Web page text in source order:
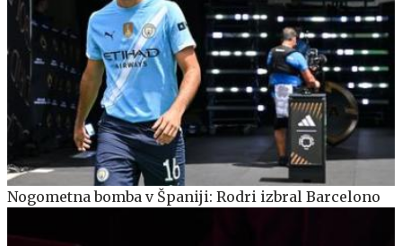
Nogometna bomba v Španiji: Rodri izbral Barcelono